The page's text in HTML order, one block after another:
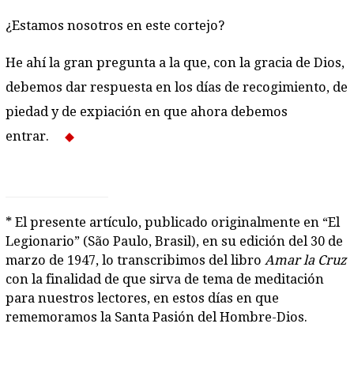
¿Estamos nosotros en este cortejo?
He ahí la gran pregunta a la que, con la gracia de Dios,
debemos dar respuesta en los días de recogimiento, de
piedad y de expiación en que ahora debemos
entrar.
* El presente artículo, publicado originalmente en “El
Legionario” (São Paulo, Brasil), en su edición del 30 de
marzo de 1947, lo transcribimos del libro Amar la Cruz
con la finalidad de que sirva de tema de meditación
para nuestros lectores, en estos días en que
rememoramos la Santa Pasión del Hombre-Dios.